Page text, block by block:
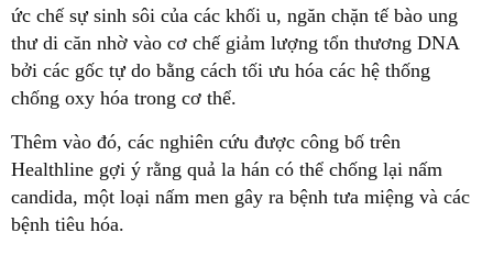
ức chế sự sinh sôi của các khối u, ngăn chặn tế bào ung
thư di căn nhờ vào cơ chế giảm lượng tổn thương DNA
bởi các gốc tự do bằng cách tối ưu hóa các hệ thống
chống oxy hóa trong cơ thể.
Thêm vào đó, các nghiên cứu được công bố trên
Healthline gợi ý rằng quả la hán có thể chống lại nấm
candida, một loại nấm men gây ra bệnh tưa miệng và các
bệnh tiêu hóa.